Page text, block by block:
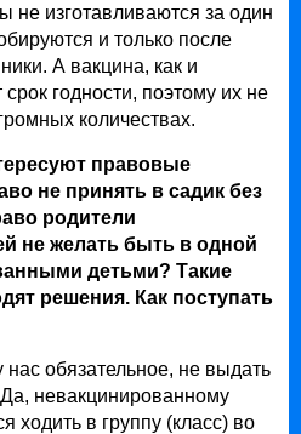
не изготавливаются за один
и только после
А вакцина, как и
годности, поэтому их не
количествах.
правовые
не принять в садик без
родители
не желать быть в одной
детьми? Такие
решения. Как поступать
обязательное, не выдать
невакцинированному
ходить в группу (класс) во